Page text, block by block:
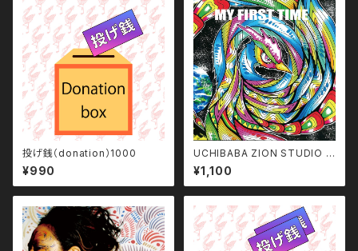
投げ銭（donation）1000
¥990
UCHIBABA ZION STUDIO p
roduce 『 MY FIRST TIME 』
¥1,100